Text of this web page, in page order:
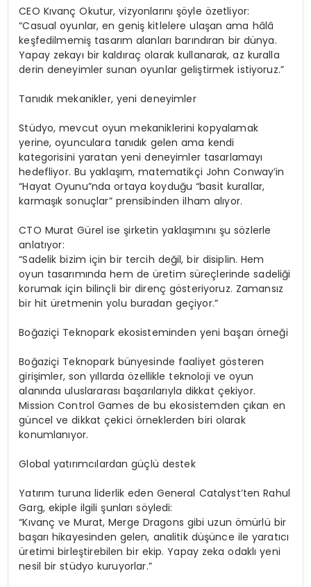
CEO Kıvanç Okutur, vizyonlarını şöyle özetliyor:
“Casual oyunlar, en geniş kitlelere ulaşan ama hâlâ
keşfedilmemiş tasarım alanları barındıran bir dünya.
Yapay zekayı bir kaldıraç olarak kullanarak, az kuralla
derin deneyimler sunan oyunlar geliştirmek istiyoruz.”
Tanıdık mekanikler, yeni deneyimler
Stüdyo, mevcut oyun mekaniklerini kopyalamak
yerine, oyunculara tanıdık gelen ama kendi
kategorisini yaratan yeni deneyimler tasarlamayı
hedefliyor. Bu yaklaşım, matematikçi JohnConway’in
“HayatOyunu”nda ortaya koyduğu “basit kurallar,
karmaşık sonuçlar” prensibinden ilham alıyor.
CTO Murat Gürel ise şirketin yaklaşımını şu sözlerle
anlatıyor:
“Sadelik bizim için bir tercih değil, bir disiplin. Hem
oyun tasarımında hem de üretim süreçlerinde sadeliği
korumak için bilinçli bir direnç gösteriyoruz. Zamansız
bir hit üretmenin yolu buradan geçiyor.”
Boğaziçi Teknopark ekosisteminden yeni başarı örneği
Boğaziçi Teknopark bünyesinde faaliyet gösteren
girişimler, son yıllarda özellikle teknoloji ve oyun
alanında uluslararası başarılarıyla dikkat çekiyor.
Mission Control Games de bu ekosistemden çıkan en
güncel ve dikkat çekici örneklerden biri olarak
konumlanıyor.
Global yatırımcılardan güçlü destek
Yatırım turuna liderlik eden General Catalyst’ten Rahul
Garg, ekiple ilgili şunları söyledi:
“Kıvanç ve Murat,Merge Dragons gibi uzun ömürlü bir
başarı hikayesinden gelen, analitik düşünce ile yaratıcı
üretimi birleştirebilen bir ekip. Yapay zeka odaklı yeni
nesil bir stüdyo kuruyorlar.”